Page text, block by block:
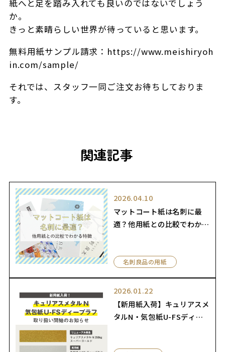
紙へと足を踏み入れても良いのではないでしょう
か。
きっと素晴らしい世界が待っていると思います。
無料用紙サンプル請求：https://www.meishiryoh
in.com/sample/
それでは、スタッフ一同ご注文お待ちしておりま
す。
関連記事
2026.04.10
マットコート紙は名刺に最
適？他用紙との比較でわかる
名刺良品の用紙
2026.01.22
【新用紙入荷】キュリアスメ
タルN・気包紙U-FSディー